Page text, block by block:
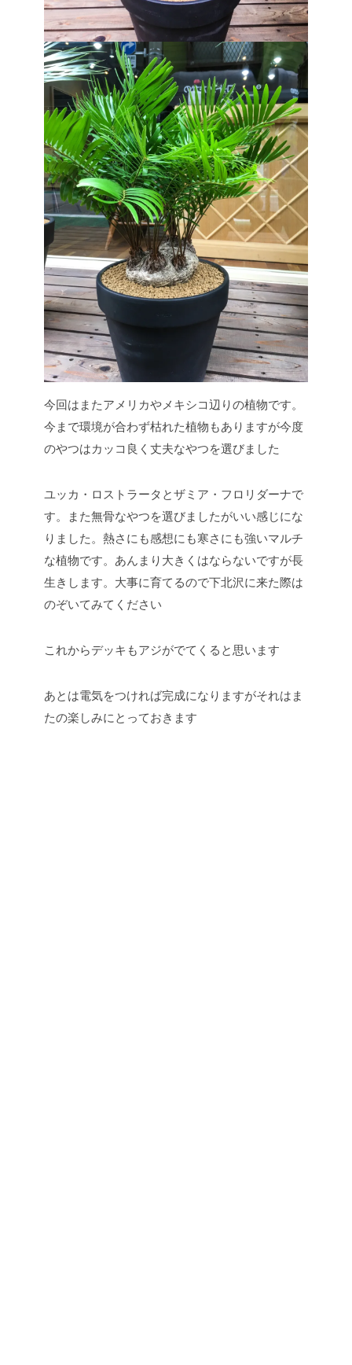
今回はまたアメリカやメキシコ辺りの植物です。
今まで環境が合わず枯れた植物もありますが今度
のやつはカッコ良く丈夫なやつを選びました
ユッカ・ロストラータとザミア・フロリダーナで
す。また無骨なやつを選びましたがいい感じにな
りました。熱さにも感想にも寒さにも強いマルチ
な植物です。あんまり大きくはならないですが長
生きします。大事に育てるので下北沢に来た際は
のぞいてみてください
これからデッキもアジがでてくると思います
あとは電気をつければ完成になりますがそれはま
たの楽しみにとっておきます